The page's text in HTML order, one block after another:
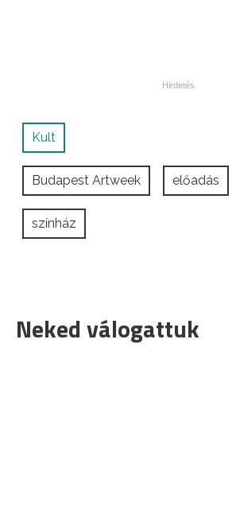
Kult
Budapest Artweek előadás
színház
Neked válogattuk